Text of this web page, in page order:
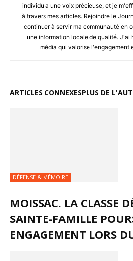
individu a une voix précieuse, et je
à travers mes articles. Rejoindre le
continuer à servir ma communauté en
une information locale de qualité. J'ai
média qui valorise l'engagement
ARTICLES CONNEXESPLUS DE
DÉFENSE & MÉMOIRE
MOISSAC. LA CLASSE
SAINTE-FAMILLE
ENGAGEMENT LORS